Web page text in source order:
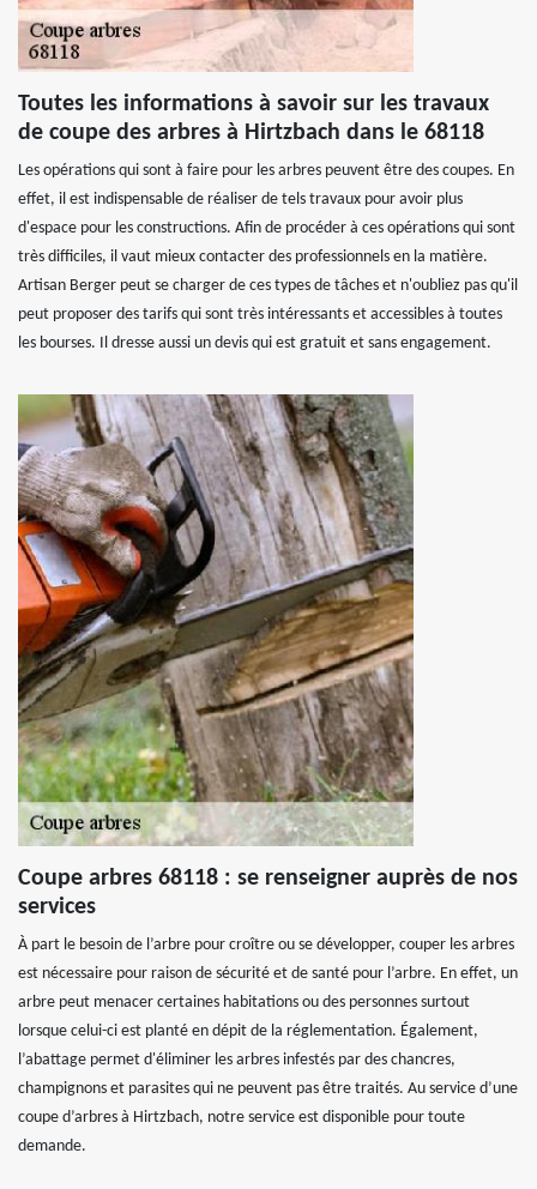
Toutes les informations à savoir sur les travaux
de coupe des arbres à Hirtzbach dans le 68118
Les opérations qui sont à faire pour les arbres peuvent être des coupes. En
effet, il est indispensable de réaliser de tels travaux pour avoir plus
d'espace pour les constructions. Afin de procéder à ces opérations qui sont
très difficiles, il vaut mieux contacter des professionnels en la matière.
Artisan Berger peut se charger de ces types de tâches et n'oubliez pas qu'il
peut proposer des tarifs qui sont très intéressants et accessibles à toutes
les bourses. Il dresse aussi un devis qui est gratuit et sans engagement.
Coupe arbres 68118 : se renseigner auprès de nos
services
À part le besoin de l’arbre pour croître ou se développer, couper les arbres
est nécessaire pour raison de sécurité et de santé pour l’arbre. En effet, un
arbre peut menacer certaines habitations ou des personnes surtout
lorsque celui-ci est planté en dépit de la réglementation. Également,
l’abattage permet d'éliminer les arbres infestés par des chancres,
champignons et parasites qui ne peuvent pas être traités. Au service d’une
coupe d’arbres à Hirtzbach, notre service est disponible pour toute
demande.